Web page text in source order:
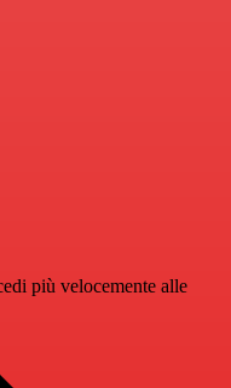
più velocemente alle